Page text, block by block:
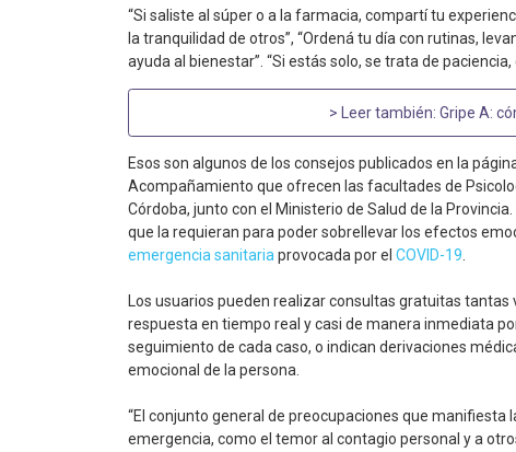
“Si saliste al súper o a la farmacia, compartí tu
la tranquilidad de otros”, “Ordená tu día con rutinas,
ayuda al bienestar”. “Si estás solo, se trata de paciencia,
> Leer también: Gripe A:
Esos son algunos de los consejos publicados en la
Acompañamiento que ofrecen las facultades de
Córdoba, junto con el Ministerio de Salud de la
que la requieran para poder sobrellevar los efectos
emergencia sanitariaprovocada por el COVID-19.
Los usuarios pueden realizar consultas gratuitas tantas
respuesta en tiempo real y casi de manera inmediata
seguimiento de cada caso, o indican derivaciones
emocional de la persona.
“El conjunto general de preocupaciones que
emergencia, como el temor al contagio personal y a